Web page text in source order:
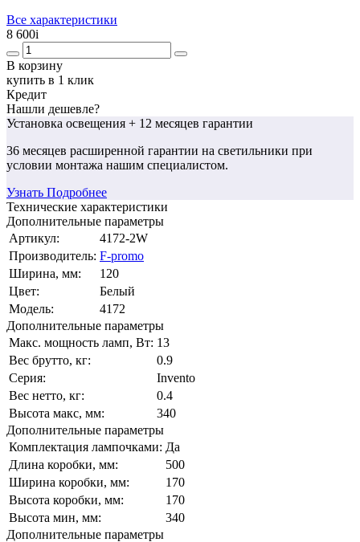
Все характеристики
8 600i
В корзину
купить в 1 клик
Кредит
Нашли дешевле?
Установка освещения + 12 месяцев гарантии
36 месяцев расширенной гарантии на светильники при
условии монтажа нашим специалистом.
Узнать Подробнее
Технические характеристики
Дополнительные параметры
Артикул:
4172-2W
Производитель: F-promo
Ширина, мм:
120
Цвет:
Белый
Модель:
4172
Дополнительные параметры
Макс. мощность ламп, Вт: 13
Вес брутто, кг:
0.9
Серия:
Invento
Вес нетто, кг:
0.4
Высота макс, мм:
340
Дополнительные параметры
Комплектация лампочками: Да
Длина коробки, мм:
500
Ширина коробки, мм:
170
Высота коробки, мм:
170
Высота мин, мм:
340
Дополнительные параметры